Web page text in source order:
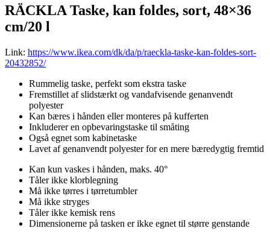
RÄCKLA Taske, kan foldes, sort, 48×36
cm/20 l
Link: https://www.ikea.com/dk/da/p/raeckla-taske-kan-foldes-sort-
20432852/
Rummelig taske, perfekt som ekstra taske
Fremstillet af slidstærkt og vandafvisende genanvendt
polyester
Kan bæres i hånden eller monteres på kufferten
Inkluderer en opbevaringstaske til småting
Også egnet som kabinetaske
Lavet af genanvendt polyester for en mere bæredygtig fremtid
Kan kun vaskes i hånden, maks. 40°
Tåler ikke klorblegning
Må ikke tørres i tørretumbler
Må ikke stryges
Tåler ikke kemisk rens
Dimensionerne på tasken er ikke egnet til større genstande